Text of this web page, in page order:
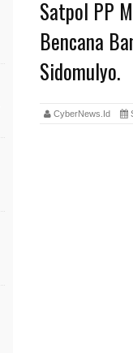
Satpol PP
Bencana
Sidomulyo.
CyberNews.id